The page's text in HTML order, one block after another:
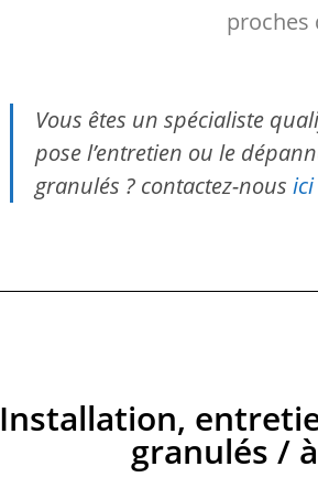
proches
Vous êtes un spécialiste
pose l’entretien ou le
granulés ? contactez-nousici
Installation,
granulés /